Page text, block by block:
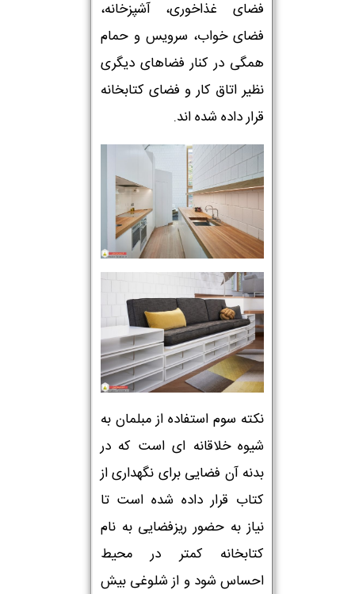
فضای غذاخوری، آشپزخانه،
فضای خواب، سرویس و حمام
همگی در کنار فضاهای دیگری
نظیر اتاق کار و فضای کتابخانه
قرار داده شده اند.
نکته سوم استفاده از مبلمان به
شیوه خلاقانه ای است که در
بدنه آن فضایی برای نگهداری از
کتاب قرار داده شده است تا
نیاز به حضور ریزفضایی به نام
کتابخانه کمتر در محیط
احساس شود و از شلوغی بیش